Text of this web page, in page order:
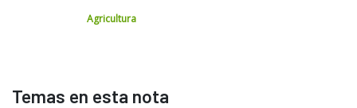
Agricultura
Temas en esta nota